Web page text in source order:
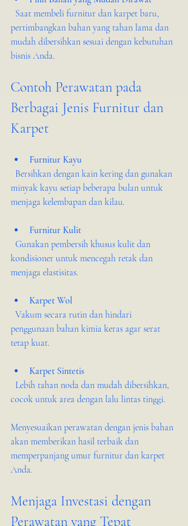
pertimbangkan bahan yang tahan lama dan
mudah dibersihkan sesuai dengan kebutuhan
bisnis Anda.
Contoh Perawatan pada
Berbagai Jenis Furnitur dan
Karpet
Furnitur Kayu
minyak kayu setiap beberapa bulan untuk
menjaga kelembapan dan kilau.
Furnitur Kulit
kondisioner untuk mencegah retak dan
menjaga elastisitas.
Karpet Wol
penggunaan bahan kimia keras agar serat
tetap kuat.
Karpet Sintetis
cocok untuk area dengan lalu lintas tinggi.
Menyesuaikan perawatan dengan jenis bahan
akan memberikan hasil terbaik dan
memperpanjang umur furnitur dan karpet
Anda.
Menjaga Investasi dengan
Perawatan yang Tepat